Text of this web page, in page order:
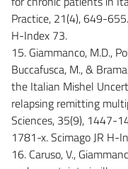
Practice, 21(4), 649-
H-Index 73.
15. Giammanco, M.D.,
Buccafusca, M., &
the Italian Mishel
relapsing remitting
Sciences, 35(9), 1447-
1781-x. Scimago JR H-
16. Caruso, V.,